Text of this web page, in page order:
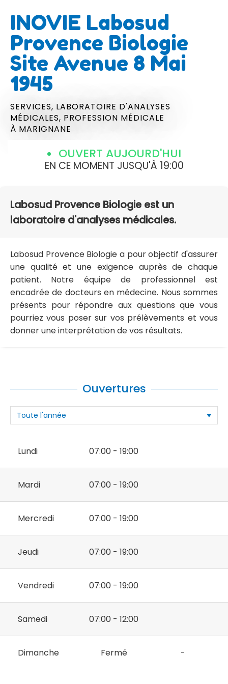
INOVIE Labosud
Provence Biologie
Site Avenue 8 Mai
1945
SERVICES, LABORATOIRE D'ANALYSES
MÉDICALES, PROFESSION MÉDICALE
À MARIGNANE
OUVERT AUJOURD'HUI
EN CE MOMENT JUSQU'À 19:00
Labosud Provence Biologie est un
laboratoire d'analyses médicales.
Labosud Provence Biologie a pour objectif d'assurer
une qualité et une exigence auprès de chaque
patient. Notre équipe de professionnel est
encadrée de docteurs en médecine. Nous sommes
présents pour répondre aux questions que vous
pourriez vous poser sur vos prélèvements et vous
donner une interprétation de vos résultats.
Ouvertures
Lundi 07:00 - 19:00
Mardi 07:00 - 19:00
Mercredi 07:00 - 19:00
Jeudi 07:00 - 19:00
Vendredi 07:00 - 19:00
Samedi 07:00 - 12:00
Dimanche Fermé -